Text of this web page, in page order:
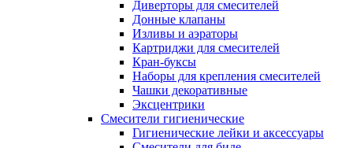
Диверторы для смесителей
Донные клапаны
Изливы и аэраторы
Картриджи для смесителей
Кран-буксы
Наборы для крепления смесителей
Чашки декоративные
Эксцентрики
Смесители гигиенические
Гигиенические лейки и аксессуары